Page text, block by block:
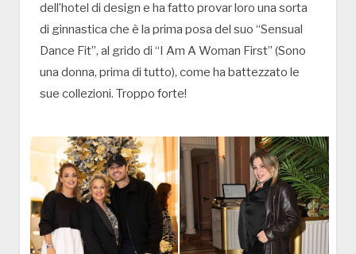
dell’hotel di design e ha fatto provar loro una sorta
di ginnastica che è la prima posa del suo “Sensual
Dance Fit”, al grido di “I Am A Woman First” (Sono
una donna, prima di tutto), come ha battezzato le
sue collezioni. Troppo forte!